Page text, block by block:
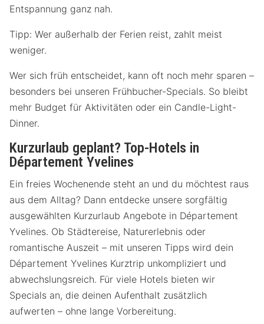
Entspannung ganz nah.
Tipp: Wer außerhalb der Ferien reist, zahlt meist
weniger.
Wer sich früh entscheidet, kann oft noch mehr sparen –
besonders bei unseren Frühbucher-Specials. So bleibt
mehr Budget für Aktivitäten oder ein Candle-Light-
Dinner.
Kurzurlaub geplant? Top-Hotels in
Département Yvelines
Ein freies Wochenende steht an und du möchtest raus
aus dem Alltag? Dann entdecke unsere sorgfältig
ausgewählten Kurzurlaub Angebote in Département
Yvelines. Ob Städtereise, Naturerlebnis oder
romantische Auszeit – mit unseren Tipps wird dein
Département Yvelines Kurztrip unkompliziert und
abwechslungsreich. Für viele Hotels bieten wir
Specials an, die deinen Aufenthalt zusätzlich
aufwerten – ohne lange Vorbereitung.